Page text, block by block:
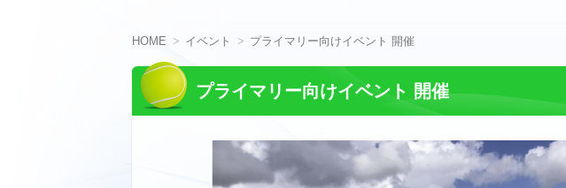
HOME イベント プライマリー向けイベント 開催
プライマリー向けイベント 開催